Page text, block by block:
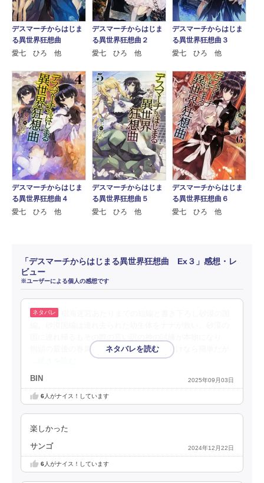
デスマーチからはじま
る異世界狂想曲
愛七 ひろ 他
デスマーチからはじま
る異世界狂想曲２
愛七 ひろ 他
デスマーチからはじま
る異世界狂想曲３
愛七 ひろ 他
デスマーチからはじま
る異世界狂想曲４
愛七 ひろ 他
デスマーチからはじま
る異世界狂想曲５
愛七 ひろ 他
デスマーチからはじま
る異世界狂想曲６
愛七 ひろ 他
「デスマーチからはじまる異世界狂想曲 Ex３」感想・レ
ビュー
※ユーザーによる個人の感想です
狗頭の最後の眷属を倒すという話。倒すだけなら簡単だが
BIN 2025年09月03日
6人がナイス！しています
楽しかった
サンゴ 2024年12月22日
6人がナイス！しています